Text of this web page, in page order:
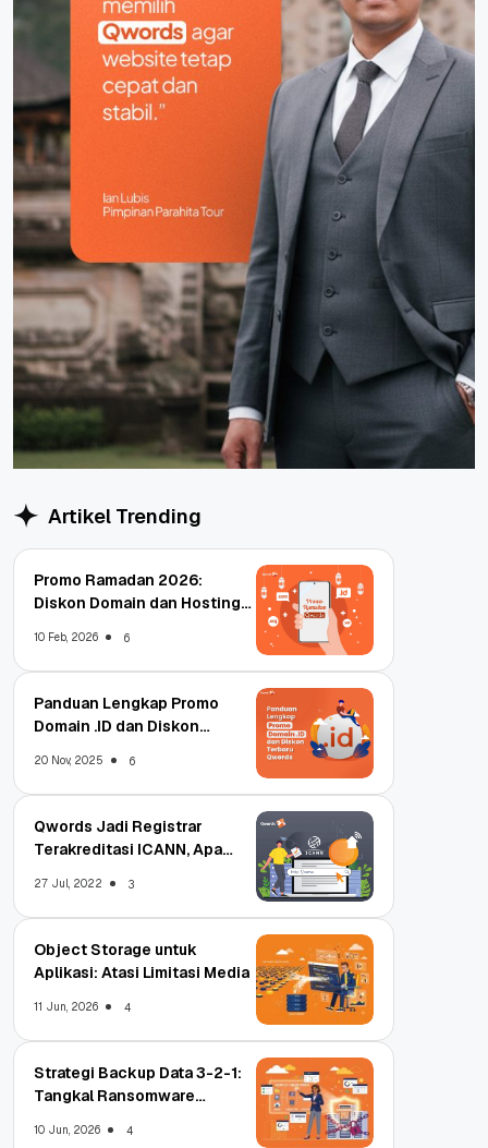
Artikel Trending
Promo Ramadan 2026:
Diskon Domain dan Hosting
10 Feb, 2026 6
Panduan Lengkap Promo
Domain .ID dan Diskon
20 Nov, 2025 6
Qwords Jadi Registrar
Terakreditasi ICANN, Apa
27 Jul, 2022 3
Object Storage untuk
Aplikasi: Atasi Limitasi Media
11 Jun, 2026 4
Strategi Backup Data 3-2-1:
Tangkal Ransomware
10 Jun, 2026 4